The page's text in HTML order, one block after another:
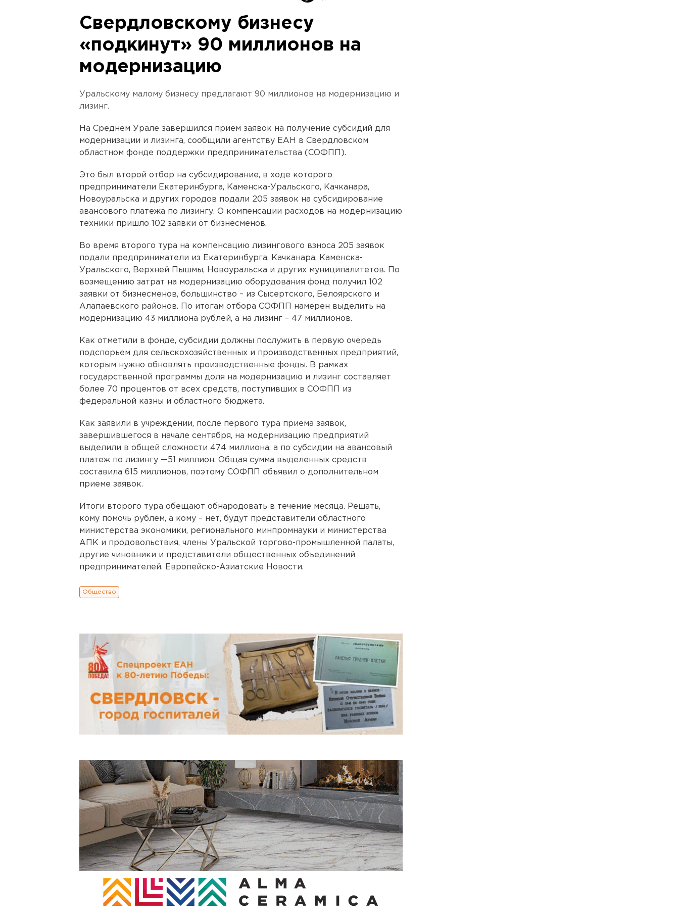
Свердловскому бизнесу
«подкинут» 90 миллионов на
модернизацию
Уральскому малому бизнесу предлагают 90 миллионов на модернизацию и
лизинг.
На Среднем Урале завершился прием заявок на получение субсидий для
модернизации и лизинга, сообщили агентству ЕАН в Свердловском
областном фонде поддержки предпринимательства (СОФПП).
Это был второй отбор на субсидирование, в ходе которого
предприниматели Екатеринбурга, Каменска-Уральского, Качканара,
Новоуральска и других городов подали 205 заявок на субсидирование
авансового платежа по лизингу. О компенсации расходов на модернизацию
техники пришло 102 заявки от бизнесменов.
Во время второго тура на компенсацию лизингового взноса 205 заявок
подали предприниматели из Екатеринбурга, Качканара, Каменска-
Уральского, Верхней Пышмы, Новоуральска и других муниципалитетов. По
возмещению затрат на модернизацию оборудования фонд получил 102
заявки от бизнесменов, большинство – из Сысертского, Белоярского и
Алапаевского районов. По итогам отбора СОФПП намерен выделить на
модернизацию 43 миллиона рублей, а на лизинг – 47 миллионов.
Как отметили в фонде, субсидии должны послужить в первую очередь
подспорьем для сельскохозяйственных и производственных предприятий,
которым нужно обновлять производственные фонды. В рамках
государственной программы доля на модернизацию и лизинг составляет
более 70 процентов от всех средств, поступивших в СОФПП из
федеральной казны и областного бюджета.
Как заявили в учреждении, после первого тура приема заявок,
завершившегося в начале сентября, на модернизацию предприятий
выделили в общей сложности 474 миллиона, а по субсидии на авансовый
платеж по лизингу —51 миллион. Общая сумма выделенных средств
составила 615 миллионов, поэтому СОФПП объявил о дополнительном
приеме заявок.
Итоги второго тура обещают обнародовать в течение месяца. Решать,
кому помочь рублем, а кому – нет, будут представители областного
министерства экономики, регионального минпромнауки и министерства
АПК и продовольствия, члены Уральской торгово-промышленной палаты,
другие чиновники и представители общественных объединений
предпринимателей. Европейско-Азиатские Новости.
Общество